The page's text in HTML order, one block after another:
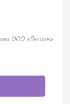
ООО «Легион»